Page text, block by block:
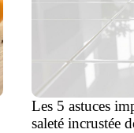
Les 5 astuces
saleté incrustée